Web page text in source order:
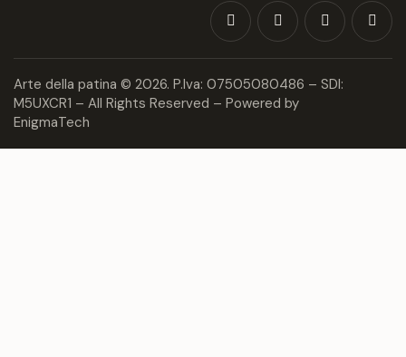
Arte della patina © 2026. P.Iva: 07505080486 – SDI:
M5UXCR1 – All Rights Reserved – Powered by
EnigmaTech